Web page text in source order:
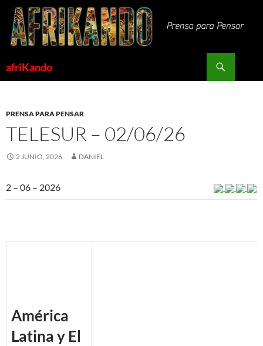
Saltar
contenido
afriKando
PRENSA PARA PENSAR
TELESUR – 02/06/26
2 JUNIO, 2026 DANIEL
2 – 06 – 2026
América
Latina y El